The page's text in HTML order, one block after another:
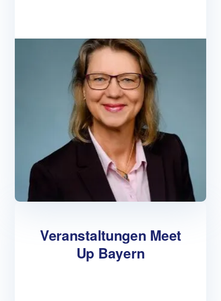
Veranstaltungen Meet
Up Bayern